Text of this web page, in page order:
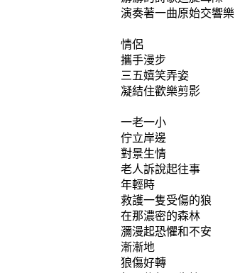
演奏著一曲原始交響樂
情侶
攜手漫步
三五嬉笑弄姿
凝結住歡樂剪影
一老一小
佇立岸邊
對景生情
老人訴說起往事
年輕時
救護一隻受傷的狼
在那濃密的森林
瀰漫起恐懼和不安
漸漸地
狼傷好轉